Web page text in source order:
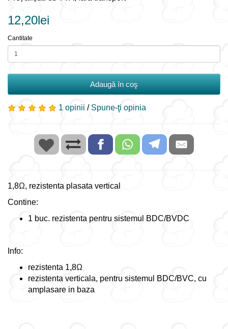
12,20lei
Cantitate
Adaugă în coş
1 opinii / Spune-ţi opinia
1,8Ω, rezistenta plasata vertical
Contine:
1 buc. rezistenta pentru sistemul BDC/BVDC
Info:
rezistenta 1,8Ω
rezistenta verticala, pentru sistemul BDC/BVC, cu
amplasare in baza